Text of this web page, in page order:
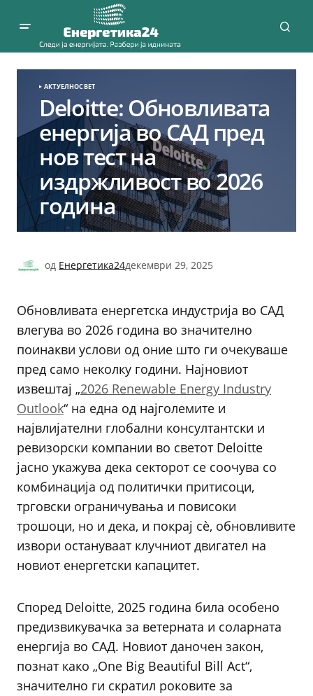
АКТУЕЛНОСВЕТ
Deloitte: Обновливата
енергија во САД пред
нов тест на
издржливост во 2026
година
од Енергетика24декември 29, 2025
Обновливата енергетска индустрија во САД
влегува во 2026 година во значително
поинакви услови од оние што ги очекуваше
пред само неколку години. Најновиот
извештај „2026 Renewable Energy Industry
Outlook“ на една од најголемите и
највлијателни глобални консултантски и
ревизорски компании во светот Deloitte
јасно укажува дека секторот се соочува со
комбинација од политички притисоци,
трговски ограничувања и повисоки
трошоци, но и дека, и покрај сè, обновливите
извори остануваат клучниот двигател на
новиот енергетски капацитет.
Според Deloitte, 2025 година била особено
предизвикувачка за ветерната и соларната
енергија во САД. Новиот даночен закон,
познат како „One Big Beautiful Bill Act“,
значително ги скратил роковите за